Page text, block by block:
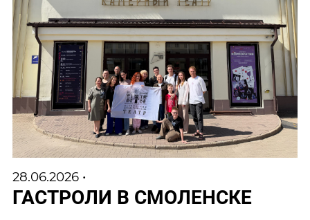
28.06.2026 •
ГАСТРОЛИ В СМОЛЕНСКЕ